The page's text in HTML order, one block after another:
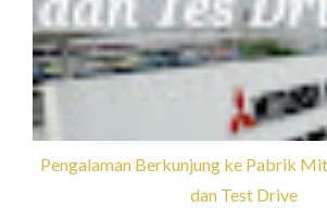
Pengalaman Berkunjung ke Pabrik
dan Test Drive